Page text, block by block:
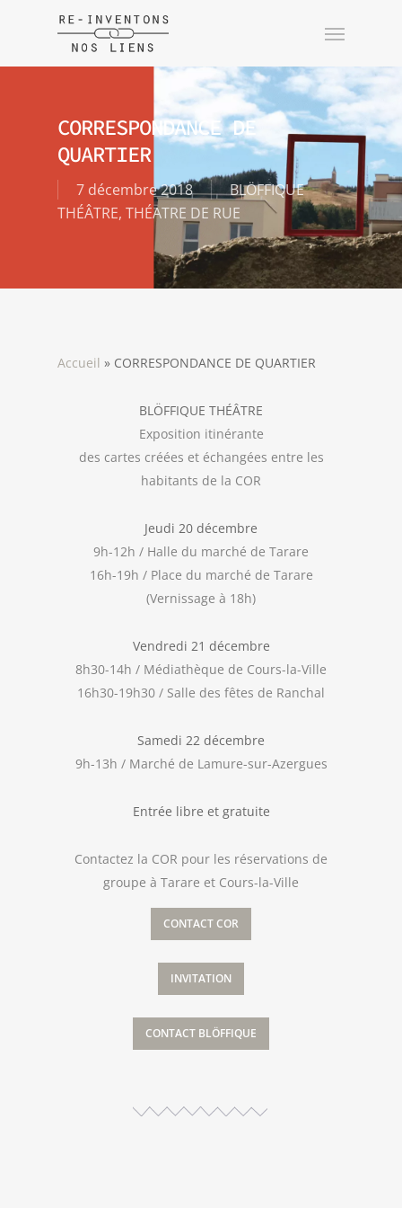
CORRESPONDANCE DE
QUARTIER
7 décembre 2018
BLÖFFIQUE
THÉÂTRE, THÉATRE DE RUE
Accueil » CORRESPONDANCE DE QUARTIER
BLÖFFIQUE THÉÂTRE
Exposition itinérante
des cartes créées et échangées entre les
habitants de la COR
Jeudi 20 décembre
9h-12h / Halle du marché de Tarare
16h-19h / Place du marché de Tarare
(Vernissage à 18h)
Vendredi 21 décembre
8h30-14h / Médiathèque de Cours-la-Ville
16h30-19h30 / Salle des fêtes de Ranchal
Samedi 22 décembre
9h-13h / Marché de Lamure-sur-Azergues
Entrée libre et gratuite
Contactez la COR pour les réservations de
groupe à Tarare et Cours-la-Ville
CONTACT COR
INVITATION
CONTACT BLÖFFIQUE